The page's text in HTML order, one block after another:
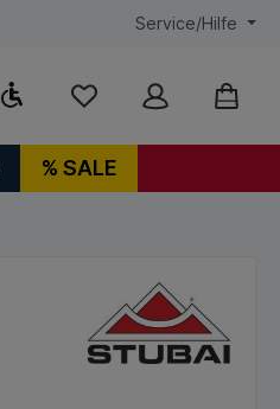
Service/Hilfe
Werkzeugleiste anzeigen
% SALE